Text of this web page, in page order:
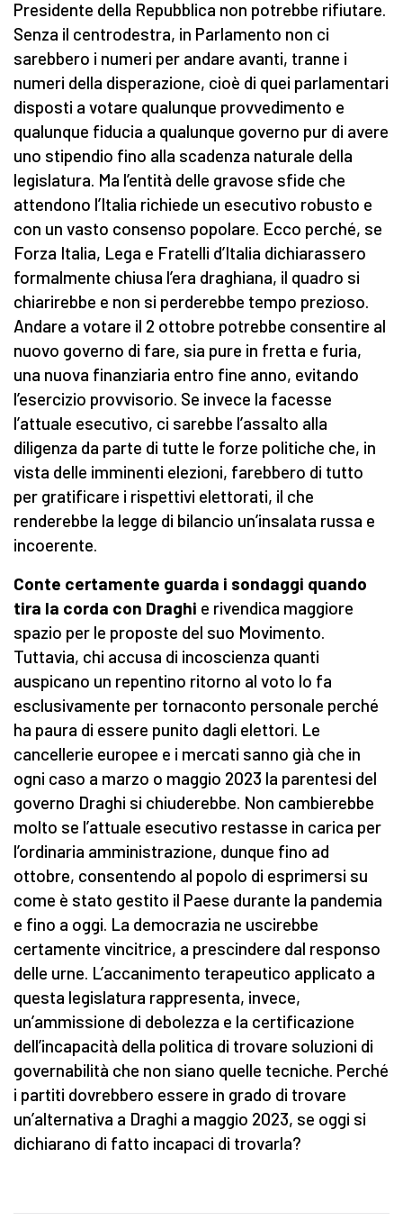
Presidente della Repubblica non potrebbe rifiutare.
Senza il centrodestra, in Parlamento non ci
sarebbero i numeri per andare avanti, tranne i
numeri della disperazione, cioè di quei parlamentari
disposti a votare qualunque provvedimento e
qualunque fiducia a qualunque governo pur di avere
uno stipendio fino alla scadenza naturale della
legislatura. Ma l’entità delle gravose sfide che
attendono l’Italia richiede un esecutivo robusto e
con un vasto consenso popolare. Ecco perché, se
Forza Italia, Lega e Fratelli d’Italia dichiarassero
formalmente chiusa l’era draghiana, il quadro si
chiarirebbe e non si perderebbe tempo prezioso.
Andare a votare il 2 ottobre potrebbe consentire al
nuovo governo di fare, sia pure in fretta e furia,
una nuova finanziaria entro fine anno, evitando
l’esercizio provvisorio. Se invece la facesse
l’attuale esecutivo, ci sarebbe l’assalto alla
diligenza da parte di tutte le forze politiche che, in
vista delle imminenti elezioni, farebbero di tutto
per gratificare i rispettivi elettorati, il che
renderebbe la legge di bilancio un’insalata russa e
incoerente.
Conte certamente guarda i sondaggi quando
tira la corda con Draghi e rivendica maggiore
spazio per le proposte del suo Movimento.
Tuttavia, chi accusa di incoscienza quanti
auspicano un repentino ritorno al voto lo fa
esclusivamente per tornaconto personale perché
ha paura di essere punito dagli elettori. Le
cancellerie europee e i mercati sanno già che in
ogni caso a marzo o maggio 2023 la parentesi del
governo Draghi si chiuderebbe. Non cambierebbe
molto se l’attuale esecutivo restasse in carica per
l’ordinaria amministrazione, dunque fino ad
ottobre, consentendo al popolo di esprimersi su
come è stato gestito il Paese durante la pandemia
e fino a oggi. La democrazia ne uscirebbe
certamente vincitrice, a prescindere dal responso
delle urne. L’accanimento terapeutico applicato a
questa legislatura rappresenta, invece,
un’ammissione di debolezza e la certificazione
dell’incapacità della politica di trovare soluzioni di
governabilità che non siano quelle tecniche. Perché
i partiti dovrebbero essere in grado di trovare
un’alternativa a Draghi a maggio 2023, se oggi si
dichiarano di fatto incapaci di trovarla?